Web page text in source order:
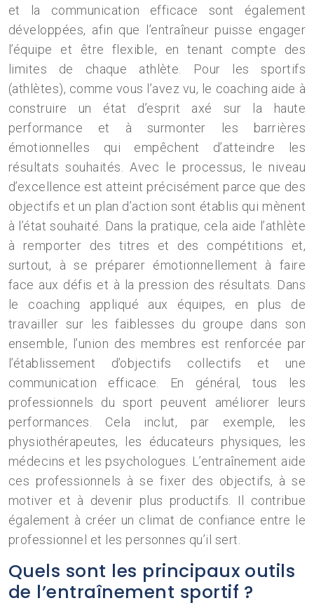
et la communication efficace sont également
développées, afin que l’entraîneur puisse engager
l’équipe et être flexible, en tenant compte des
limites de chaque athlète. Pour les sportifs
(athlètes), comme vous l’avez vu, le coaching aide à
construire un état d’esprit axé sur la haute
performance et à surmonter les barrières
émotionnelles qui empêchent d’atteindre les
résultats souhaités. Avec le processus, le niveau
d’excellence est atteint précisément parce que des
objectifs et un plan d’action sont établis qui mènent
à l’état souhaité. Dans la pratique, cela aide l’athlète
à remporter des titres et des compétitions et,
surtout, à se préparer émotionnellement à faire
face aux défis et à la pression des résultats. Dans
le coaching appliqué aux équipes, en plus de
travailler sur les faiblesses du groupe dans son
ensemble, l’union des membres est renforcée par
l’établissement d’objectifs collectifs et une
communication efficace. En général, tous les
professionnels du sport peuvent améliorer leurs
performances. Cela inclut, par exemple, les
physiothérapeutes, les éducateurs physiques, les
médecins et les psychologues. L’entraînement aide
ces professionnels à se fixer des objectifs, à se
motiver et à devenir plus productifs. Il contribue
également à créer un climat de confiance entre le
professionnel et les personnes qu’il sert.
Quels sont les principaux outils
de l’entraînement sportif ?